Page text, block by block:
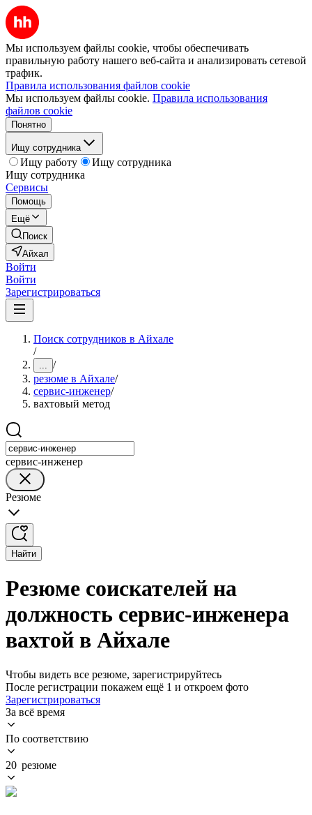
Мы используем файлы cookie, чтобы обеспечивать
правильную работу нашего веб-сайта и анализировать сетевой
трафик.
Правила использования файлов cookie
Мы используем файлы cookie. Правила использования
файлов cookie
Понятно
Ищу сотрудника
Ищу работу
Ищу сотрудника
Ищу сотрудника
Сервисы
Помощь
Ещё
Поиск
Айхал
Войти
Войти
Зарегистрироваться
Поиск сотрудников в Айхале
/
... /
резюме в Айхале/
сервис-инженер/
вахтовый метод
сервис-инженер
Резюме
Найти
Резюме соискателей на
должность сервис-инженера
вахтой в Айхале
Чтобы видеть все резюме, зарегистрируйтесь
После регистрации покажем ещё 1 и откроем фото
Зарегистрироваться
За всё время
По соответствию
20 резюме